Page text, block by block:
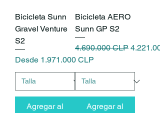
Bicicleta Sunn
Gravel Venture
S2
Desde 1.971.000 CLP
Precio de oferta
Agregar al
Bicicleta AERO
Sunn GP S2
Precio
4.690.000 CLP Precio
Agregar al